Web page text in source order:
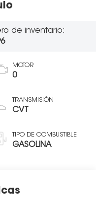
de inventario:
MOTOR
0
TRANSMISIÓN
CVT
TIPO DE COMBUSTIBLE
GASOLINA